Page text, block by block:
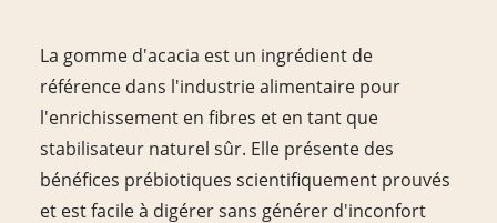
La gomme d'acacia est un ingrédient de
référence dans l'industrie alimentaire pour
l'enrichissement en fibres et en tant que
stabilisateur naturel sûr. Elle présente des
bénéfices prébiotiques scientifiquement prouvés
et est facile à digérer sans générer d'inconfort